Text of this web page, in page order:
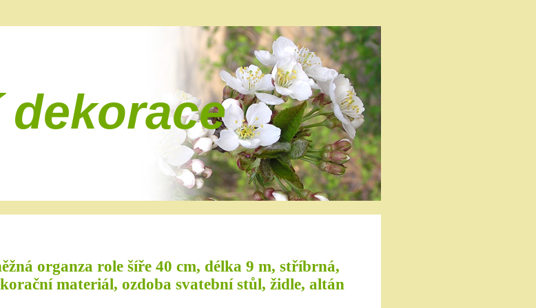
organza role šíře 40 cm, délka 9 m, stříbrná,
materiál, ozdoba svatební stůl, židle, altán